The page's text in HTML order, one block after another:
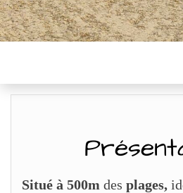
Situé à 500m des plages,